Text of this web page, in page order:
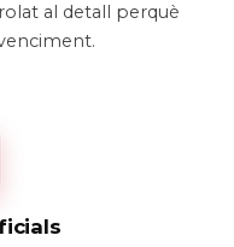
al detall perquè